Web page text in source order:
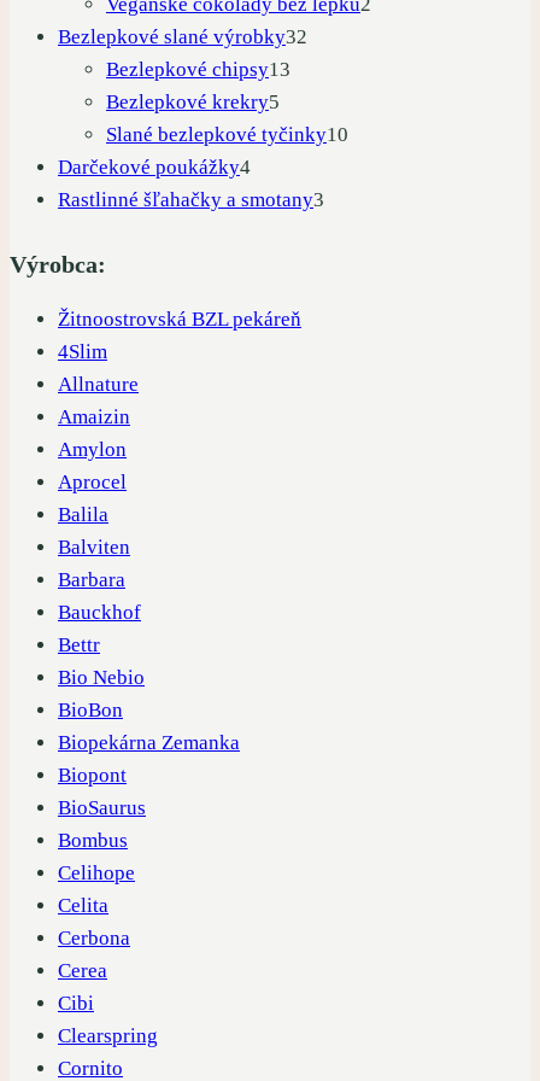
Bezlepkové slané výrobky32
Bezlepkové chipsy13
Bezlepkové krekry5
produktov
Slané bezlepkové tyčinky10
Darčekové poukážky44
produkty
Rastlinné šľahačky a smotany3
Výrobca:
Žitnoostrovská BZL pekáreň
4Slim
Allnature
Amaizin
Amylon
Aprocel
Balila
Balviten
Barbara
Bauckhof
Bettr
Bio Nebio
BioBon
Biopekárna Zemanka
Biopont
BioSaurus
Bombus
Celihope
Celita
Cerbona
Cerea
Cibi
Clearspring
Cornito